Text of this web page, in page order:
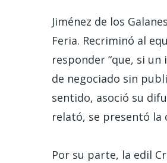
Jiménez de los
Feria. Recriminó al
responder “que, si
de negociado sin
sentido, asoció su
relató, se presentó la
Por su parte, la edil